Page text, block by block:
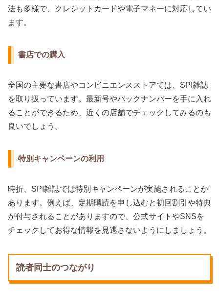
法も多様で、クレジットカードや電子マネーに対応してい
ます。
書店での購入
全国の主要な書店やコンビニエンスストアでは、SPI雑誌
を取り扱っています。最新号やバックナンバーを手に入れ
ることができるため、近くの店舗でチェックしてみるのも
良いでしょう。
特別キャンペーンの利用
時折、SPI雑誌では特別キャンペーンが実施されることが
あります。例えば、定期購読を申し込むと初回割引や特典
が付与されることがありますので、公式サイトやSNSを
チェックしてお得な情報を見逃さないようにしましょう。
読者同士のつながり